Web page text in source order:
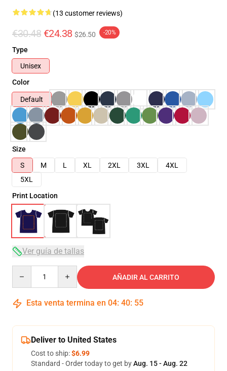
(13 customer reviews)
€30.48 €24.38 $26.50 -20%
Type
Unisex
Color
Default
Size
S
M L XL 2XL 3XL
4XL
5XL
Print Location
Ver guía de tallas
AÑADIR AL CARRITO
Esta venta termina en 04: 40: 54
Deliver to United States
Cost to ship:$6.99
Standard - Order today to get byAug. 15 - Aug. 22